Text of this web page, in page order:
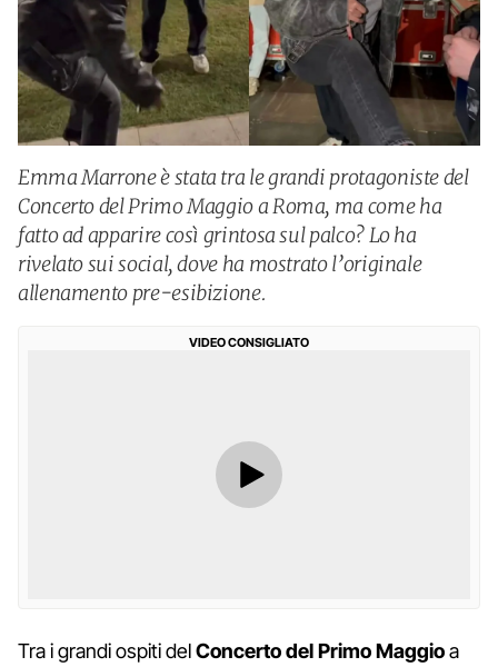
Emma Marrone è stata tra le grandi protagoniste del
Concerto del Primo Maggio a Roma, ma come ha
fatto ad apparire così grintosa sul palco? Lo ha
rivelato sui social, dove ha mostrato l’originale
allenamento pre-esibizione.
VIDEO CONSIGLIATO
Tra i grandi ospiti delConcerto del Primo Maggioa